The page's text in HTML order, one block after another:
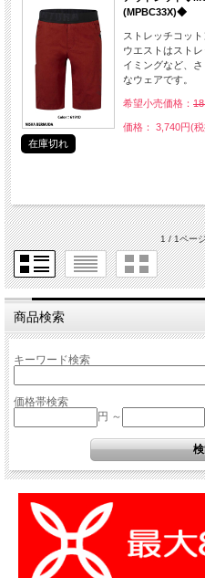
(MPBC33X)◆
ストレッチコッ
ウエストはスト
イミングなど、
なウェアです。
希望小売価格：
価格： 3,740円(
在庫切れ
1 / 1ペー
商品検索
キーワード検索
価格帯検索
円 ～